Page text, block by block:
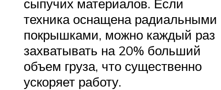
сыпучих материалов. Если
техника оснащена радиальными
покрышками, можно каждый раз
захватывать на 20% больший
объем груза, что существенно
ускоряет работу.